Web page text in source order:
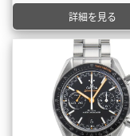
詳細を見る